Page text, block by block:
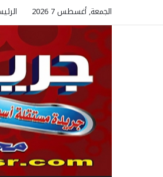
الجمعة, أغسطس 7 2026